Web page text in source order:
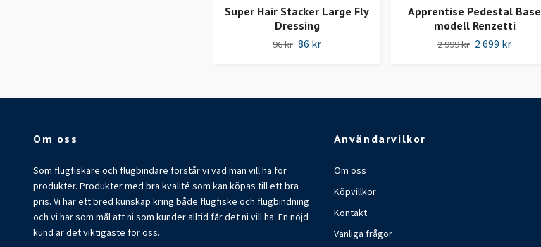
Super Hair Stacker Large Fly
Dressing
96 kr 86 kr
Apprentise Pedestal Base
modell Renzetti
2 999 kr 2 699 kr
Om oss
Som flugfiskare och flugbindare förstår vi vad man vill ha för
produkter. Produkter med bra kvalité som kan köpas till ett bra
pris. Vi har ett bred kunskap kring både flugfiske och flugbindning
och vi har som mål att ni som kunder alltid får det ni vill ha. En nöjd
kund är det viktigaste för oss.
Användarvilkor
Om oss
Köpvillkor
Kontakt
Vanliga frågor